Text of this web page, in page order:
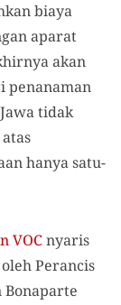
biaya
aparat
akan
penanaman
tidak
hanya satu-
VOCnyaris
Perancis
Bonaparte